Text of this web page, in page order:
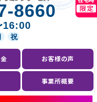
8660
16:00
祝
お客様の声
事業所概要